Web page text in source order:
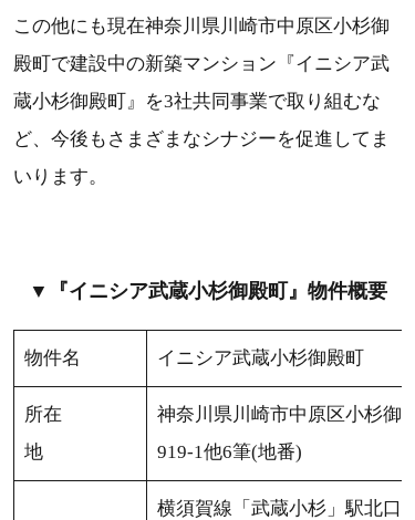
この他にも現在神奈川県川崎市中原区小杉御
殿町で建設中の新築マンション『イニシア武
蔵小杉御殿町』を3社共同事業で取り組むな
ど、今後もさまざまなシナジーを促進してま
いります。
▼『イニシア武蔵小杉御殿町』物件概要
物件名 イニシア武蔵小杉御殿町
所在
地
神奈川県川崎市中原区小杉御
919-1他6筆(地番)
横須賀線「武蔵小杉」駅北口